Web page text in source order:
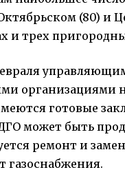
(80) и
и трех
организациями
готовые
может быть
ремонт и
газоснабжения.